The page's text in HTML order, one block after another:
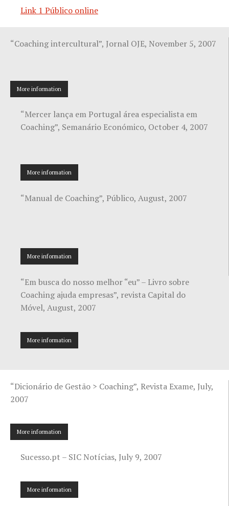
Link 1 Público online
“Coaching intercultural”, Jornal OJE, November 5, 2007
More information
“Mercer lança em Portugal área especialista em
Coaching”, Semanário Económico, October 4, 2007
More information
“Manual de Coaching”, Público, August, 2007
More information
“Em busca do nosso melhor “eu” – Livro sobre
Coaching ajuda empresas”, revista Capital do
Móvel, August, 2007
More information
“Dicionário de Gestão > Coaching”, Revista Exame, July,
2007
More information
Sucesso.pt – SIC Notícias, July 9, 2007
More information